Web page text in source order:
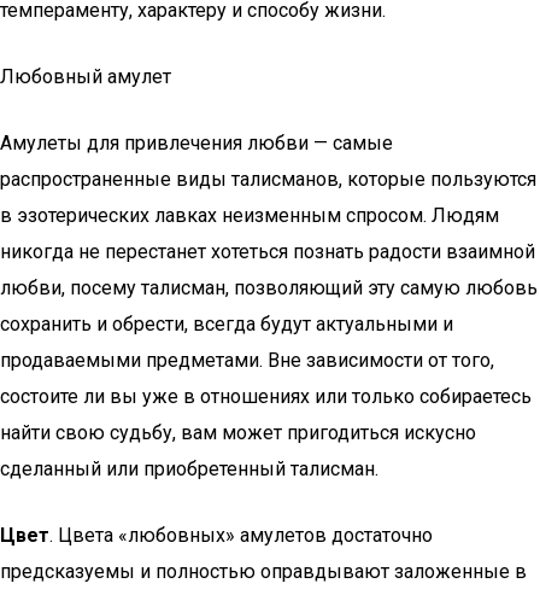
темпераменту, характеру и способу жизни.
Любовный амулет
Амулеты для привлечения любви — самые
распространенные виды талисманов, которые пользуются
в эзотерических лавках неизменным спросом. Людям
никогда не перестанет хотеться познать радости взаимной
любви, посему талисман, позволяющий эту самую любовь
сохранить и обрести, всегда будут актуальными и
продаваемыми предметами. Вне зависимости от того,
состоите ли вы уже в отношениях или только собираетесь
найти свою судьбу, вам может пригодиться искусно
сделанный или приобретенный талисман.
Цвет. Цвета «любовных» амулетов достаточно
предсказуемы и полностью оправдывают заложенные в